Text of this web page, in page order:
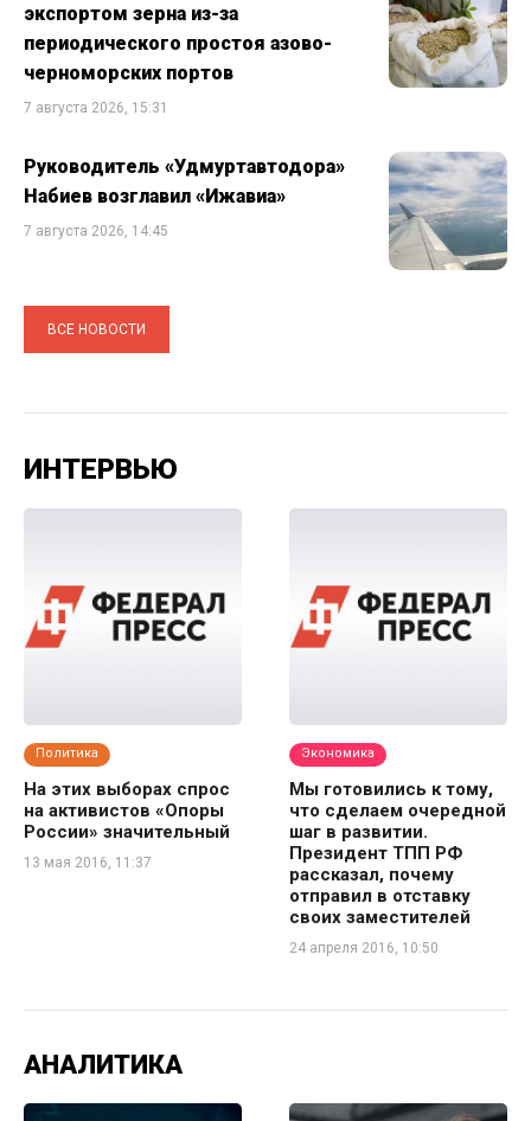
экспортом зерна из-за
периодического простоя азово-
черноморских портов
7 августа 2026, 15:31
Руководитель «Удмуртавтодора»
Набиев возглавил «Ижавиа»
7 августа 2026, 14:45
ВСЕ НОВОСТИ
ИНТЕРВЬЮ
Политика
На этих выборах спрос
на активистов «Опоры
России» значительный
13 мая 2016, 11:37
Экономика
Мы готовились к тому,
что сделаем очередной
шаг в развитии.
Президент ТПП РФ
рассказал, почему
отправил в отставку
своих заместителей
24 апреля 2016, 10:50
АНАЛИТИКА